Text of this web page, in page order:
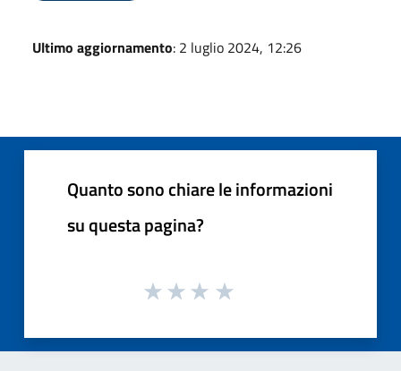
Ultimo aggiornamento: 2 luglio 2024, 12:26
Quanto sono chiare le informazioni
su questa pagina?